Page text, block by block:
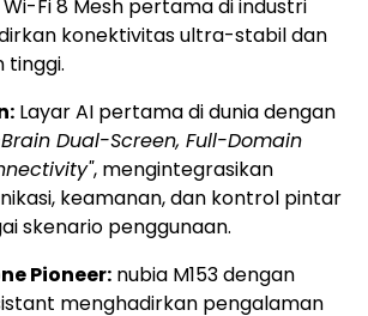
Wi-Fi 8 Mesh pertama di industri
konektivitas ultra-stabil dan
Layar AI pertama di dunia dengan
Dual-Screen, Full-Domain
, mengintegrasikan
keamanan, dan kontrol pintar
skenario penggunaan.
Pioneer: nubia M153 dengan
menghadirkan pengalaman